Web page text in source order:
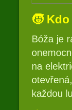
🧒
Bóža je
na
každou